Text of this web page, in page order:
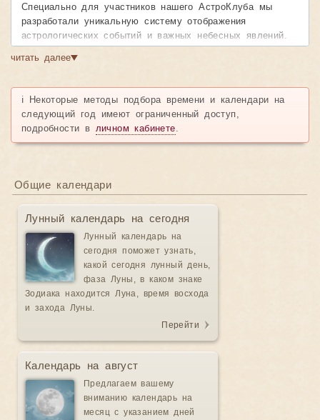
Специально для участников нашего АстроКлуба мы
разработали уникальную систему отображения
астрологических событий и важных небесных явлений.
космических влияний, позволяя вам планировать свою
Возможности календаря:
• Детальная информация о событиях
— точное время
начала и завершения каждого астрологического явления
• Наглядное представление
отображаются в понятном и красивом формате
• Продолжительность явлений— видите, как долго
будет действовать то или иное космическое влияние
Календарь включает фазы Луны, ретроградные периоды
планет, аспекты, ингрессии и другие значимые
астрологические события. Незаменимый инструмент для
практикующих астрологов и всех, кто стремится жить в
согласии с космическими ритмами.
Ниже представлен скриншот интерфейса.
читать далее▼
ℹ️ Некоторые методы подбора времени и календари на
следующий год имеют ограниченный доступ,
подробности в личном кабинете.
Общие календари
Лунный календарь на сегодня
Лунный календарь на
сегодня поможет узнать,
какой сегодня лунный день,
фаза Луны, в каком знаке
Зодиака находится Луна, время восхода
и захода Луны.
Перейти
Календарь на август
Предлагаем вашему
вниманию календарь на
месяц с указанием дней